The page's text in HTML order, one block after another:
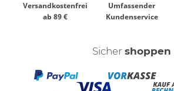
Versandkostenfrei
ab 89 €
Umfassender
Kundenservice
Sicher shoppen